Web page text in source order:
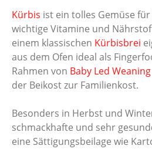
Kürbis ist ein tolles Gemüse
wichtige Vitamine und
einem klassischen Kürbisbrei
aus dem Ofen ideal als
Rahmen von Baby Led Weaning
der Beikost zur Familienkost.
Besonders in Herbst und
schmackhafte und sehr
eine Sättigungsbeilage wie